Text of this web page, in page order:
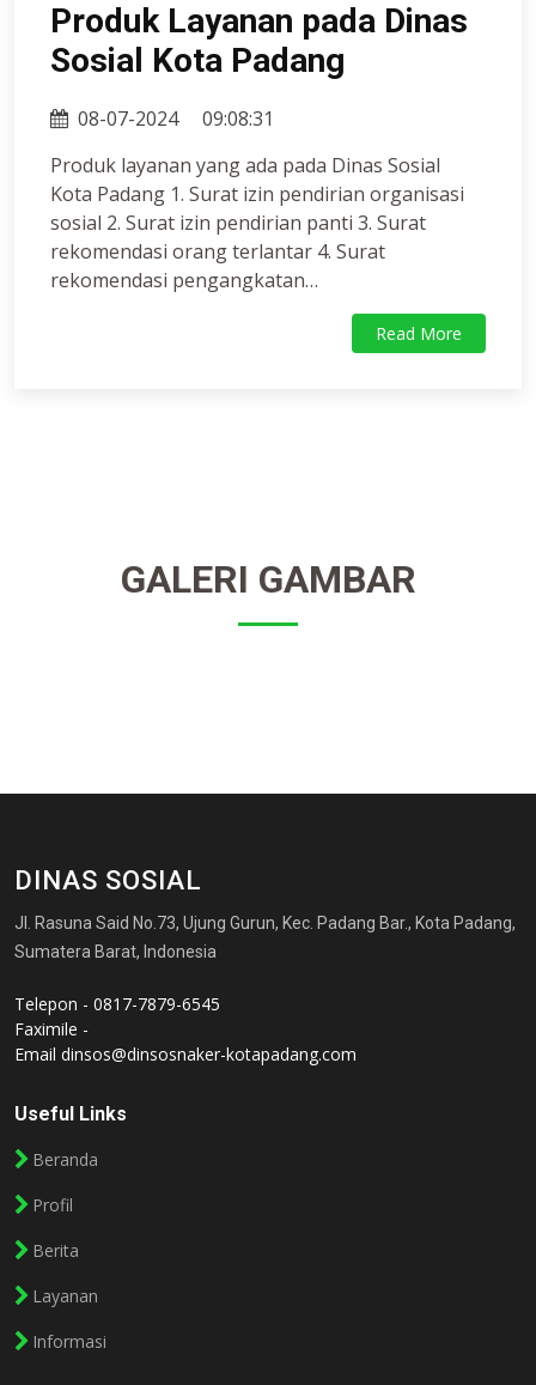
Produk Layanan pada Dinas
Sosial Kota Padang
08-07-2024
09:08:31
Produk layanan yang ada pada Dinas Sosial
Kota Padang 1. Surat izin pendirian organisasi
sosial 2. Surat izin pendirian panti 3. Surat
rekomendasi orang terlantar 4. Surat
rekomendasi pengangkatan…
Read More
GALERI GAMBAR
DINAS SOSIAL
Jl. Rasuna Said No.73, Ujung Gurun, Kec. Padang Bar., Kota Padang,
Sumatera Barat, Indonesia
Telepon - 0817-7879-6545
Faximile -
Email dinsos@dinsosnaker-kotapadang.com
Useful Links
Beranda
Profil
Berita
Layanan
Informasi